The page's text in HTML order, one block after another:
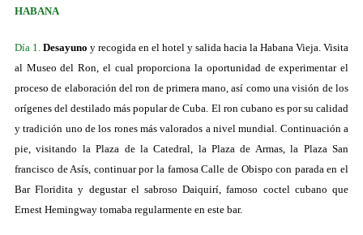
HABANA
Día 1. Desayuno y recogida en el hotel y salida hacia la Habana Vieja. Visita
al Museo del Ron, el cual proporciona la oportunidad de experimentar el
proceso de elaboración del ron de primera mano, así como una visión de los
orígenes del destilado más popular de Cuba. El ron cubano es por su calidad
y tradición uno de los rones más valorados a nivel mundial. Continuación a
pie, visitando la Plaza de la Catedral, la Plaza de Armas, la Plaza San
francisco de Asís, continuar por la famosa Calle de Obispo con parada en el
Bar Floridita y degustar el sabroso Daiquirí, famoso coctel cubano que
Ernest Hemingway tomaba regularmente en este bar.